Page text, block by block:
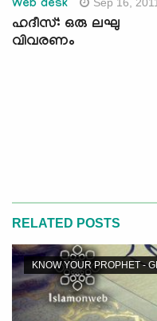
Web desk
ഹദീസ്: ഒരു ലഘു
വിവരണം
RELATED POSTS
KNOW YOUR PROPHET -